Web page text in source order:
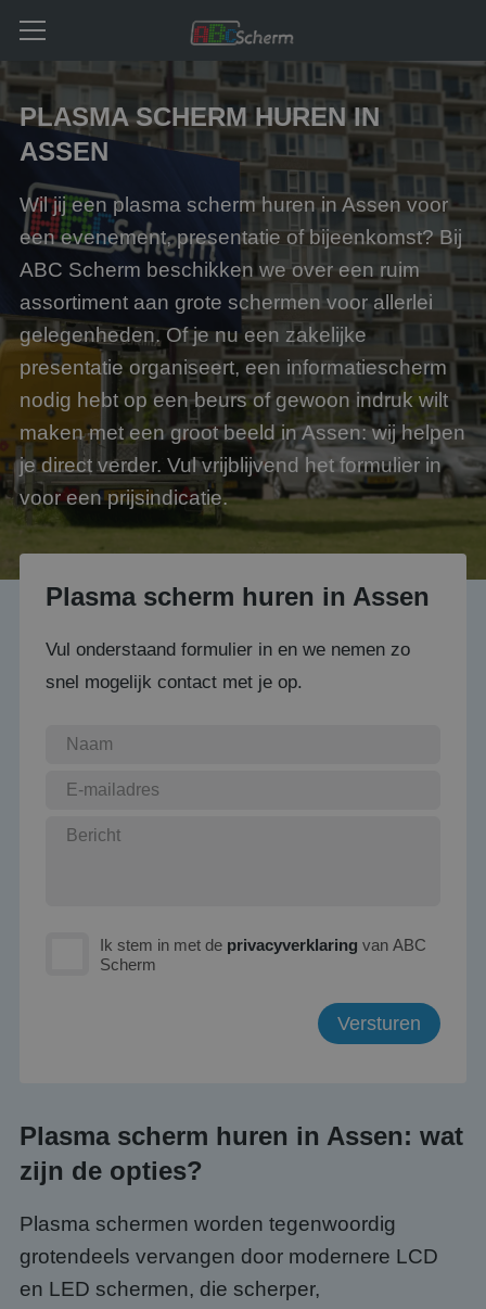
PLASMA SCHERM HUREN IN
ASSEN
Wil jij een plasma scherm huren in Assen voor
een evenement, presentatie of bijeenkomst? Bij
ABC Scherm beschikken we over een ruim
assortiment aan grote schermen voor allerlei
gelegenheden. Of je nu een zakelijke
presentatie organiseert, een informatiescherm
nodig hebt op een beurs of gewoon indruk wilt
maken met een groot beeld in Assen: wij helpen
je direct verder. Vul vrijblijvend het formulier in
voor een prijsindicatie.
Plasma scherm huren in Assen
Vul onderstaand formulier in en we nemen zo
snel mogelijk contact met je op.
Ik stem in met de privacyverklaring van ABC
Scherm
Plasma scherm huren in Assen: wat
zijn de opties?
Plasma schermen worden tegenwoordig
grotendeels vervangen door modernere LCD
en LED schermen, die scherper,